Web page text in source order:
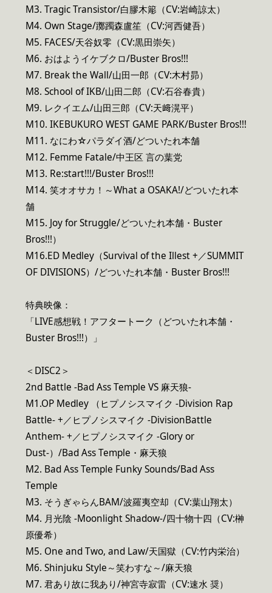
M3. Tragic Transistor/白膠木簓（CV:岩崎諒太）
M4. Own Stage/躑躅森盧笙（CV:河西健吾）
M5. FACES/天谷奴零（CV:黒田崇矢）
M6. おはようイケブクロ/Buster Bros!!!
M7. Break the Wall/山田一郎（CV:木村昴）
M8. School of IKB/山田二郎（CV:石谷春貴）
M9. レクイエム/山田三郎（CV:天﨑滉平）
M10. IKEBUKURO WEST GAME PARK/Buster Bros!!!
M11. なにわ☆パラダイ酒/どついたれ本舗
M12. Femme Fatale/中王区 言の葉党
M13. Re:start!!!/Buster Bros!!!
M14. 笑オオサカ！～What a OSAKA!/どついたれ本
舗
M15. Joy for Struggle/どついたれ本舗・Buster
Bros!!!）
M16.ED Medley（Survival of the Illest +／SUMMIT
OF DIVISIONS）/どついたれ本舗・Buster Bros!!!
特典映像：
「LIVE感想戦！アフタートーク（どついたれ本舗・
Buster Bros!!!）」
＜DISC2＞
2nd Battle -Bad Ass Temple VS 麻天狼-
M1.OP Medley （ヒプノシスマイク -Division Rap
Battle- +／ヒプノシスマイク -DivisionBattle
Anthem- +／ヒプノシスマイク -Glory or
Dust-）/Bad Ass Temple・麻天狼
M2. Bad Ass Temple Funky Sounds/Bad Ass
Temple
M3. そうぎゃらんBAM/波羅夷空却（CV:葉山翔太）
M4. 月光陰 -Moonlight Shadow-/四十物十四（CV:榊
原優希）
M5. One and Two, and Law/天国獄（CV:竹内栄治）
M6. Shinjuku Style～笑わすな～/麻天狼
M7. 君あり故に我あり/神宮寺寂雷（CV:速水 奨）